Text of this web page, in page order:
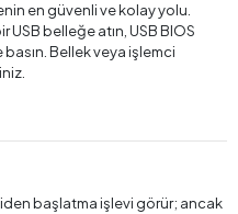
en güvenli ve kolay yolu.
USB belleğe atın, USB BIOS
Bellek veya işlemci
başlatma işlevi görür; ancak